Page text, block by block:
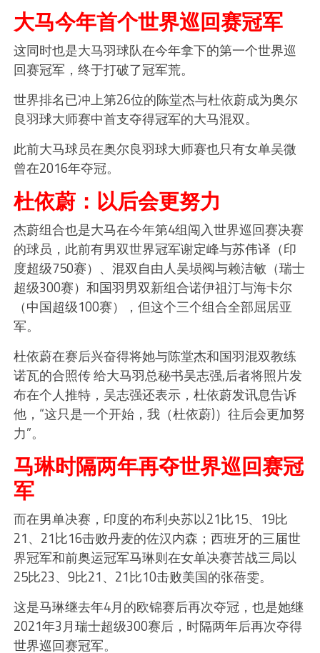
大马今年首个世界巡回赛冠军
这同时也是大马羽球队在今年拿下的第一个世界巡
回赛冠军，终于打破了冠军荒。
世界排名已冲上第26位的陈堂杰与杜依蔚成为奥尔
良羽球大师赛中首支夺得冠军的大马混双。
此前大马球员在奥尔良羽球大师赛也只有女单吴微
曾在2016年夺冠。
杜依蔚：以后会更努力
杰蔚组合也是大马在今年第4组闯入世界巡回赛决赛
的球员，此前有男双世界冠军谢定峰与苏伟译（印
度超级750赛）、混双自由人吴埙阀与赖洁敏（瑞士
超级300赛）和国羽男双新组合诺伊祖汀与海卡尔
（中国超级100赛），但这个三个组合全部屈居亚
军。
杜依蔚在赛后兴奋得将她与陈堂杰和国羽混双教练
诺瓦的合照传 给大马羽总秘书吴志强,后者将照片发
布在个人推特，吴志强还表示，杜依蔚发讯息告诉
他，“这只是一个开始，我（杜依蔚)）往后会更加努
力”。
马琳时隔两年再夺世界巡回赛冠
军
而在男单决赛，印度的布利央苏以21比15、19比
21、21比16击败丹麦的佐汉内森；西班牙的三届世
界冠军和前奥运冠军马琳则在女单决赛苦战三局以
25比23、9比21、21比10击败美国的张蓓雯。
这是马琳继去年4月的欧锦赛后再次夺冠，也是她继
2021年3月瑞士超级300赛后，时隔两年后再次夺得
世界巡回赛冠军。